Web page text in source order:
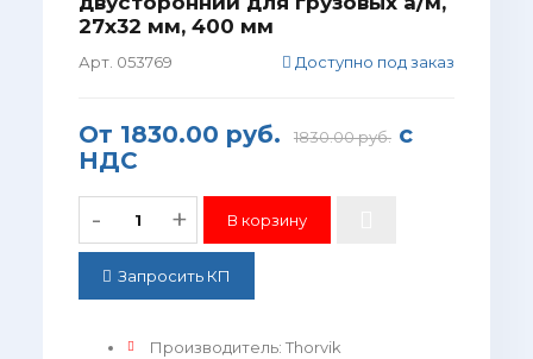
27х32 мм, 400 мм
Арт. 053769 Доступно под заказ
От 1830.00 руб. 1830.00 руб.с
НДС
- +
Запросить КП
Производитель: Thorvik